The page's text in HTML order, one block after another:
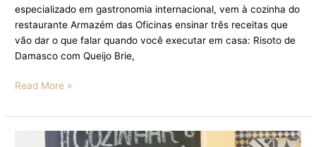
especializado em gastronomia internacional, vem à cozinha do
restaurante Armazém das Oficinas ensinar três receitas que
vão dar o que falar quando você executar em casa: Risoto de
Damasco com Queijo Brie,
Read More »